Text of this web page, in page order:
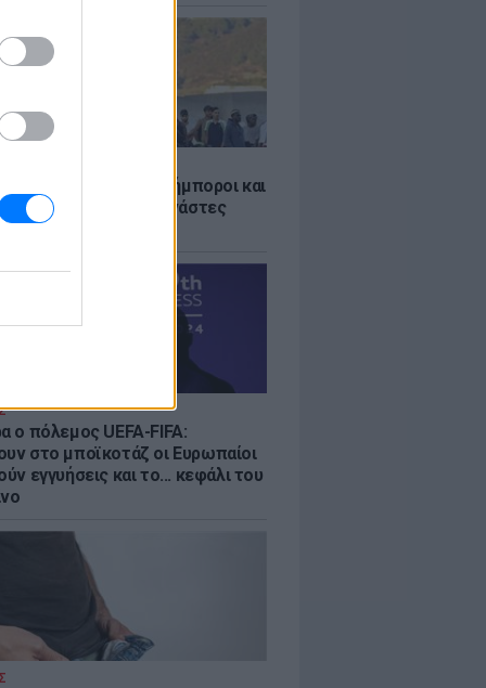
«Οι κάτοικοι είναι ανήμποροι και
αγωνία» - 5.000 μετανάστες
στην περιοχή
ο πόλεμος UEFA-FIFA:
στο μποϊκοτάζ οι Ευρωπαίοι
εγγυήσεις και το... κεφάλι του